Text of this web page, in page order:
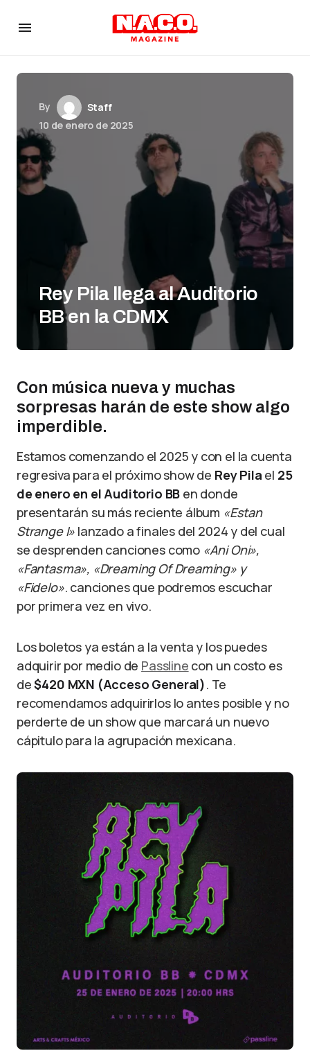
By
Staff
10 de enero de 2025
Rey Pila llega al Auditorio
BB en la CDMX
Con música nueva y muchas
sorpresas harán de este show algo
imperdible.
Estamos comenzando el 2025 y con el la cuenta
regresiva para el próximo show de Rey Pila el 25
de enero en el Auditorio BB en donde
presentarán su más reciente álbum «Estan
Strange I» lanzado a finales del 2024 y del cual
se desprenden canciones como «Ani Oni»,
«Fantasma», «Dreaming Of Dreaming» y
«Fidelo». canciones que podremos escuchar
por primera vez en vivo.
Los boletos ya están a la venta y los puedes
adquirir por medio de Passline con un costo es
de$420 MXN (Acceso General). Te
recomendamos adquirirlos lo antes posible y no
perderte de un show que marcará un nuevo
cápitulo para la agrupación mexicana.